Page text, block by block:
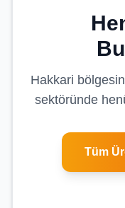
Hakkari
sektöründe
Tüm